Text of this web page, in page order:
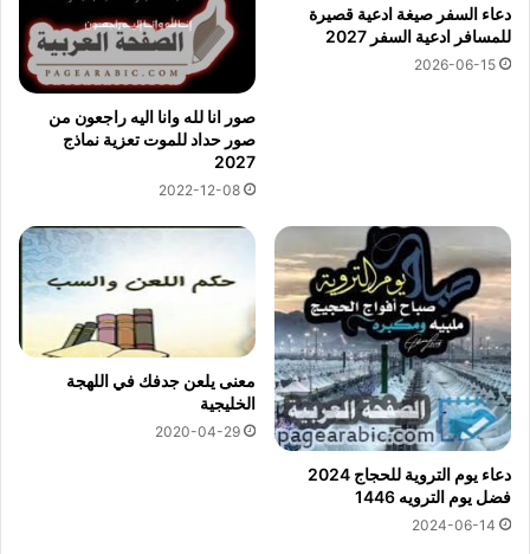
دعاء السفر صيغة ادعية قصيرة
للمسافر ادعية السفر 2027
2026-06-15
صور انا لله وانا اليه راجعون من
صور حداد للموت تعزية نماذج
2027
2022-12-08
دعاء يوم التروية للحجاج 2024
فضل يوم الترويه 1446
2024-06-14
معنى يلعن جدفك في اللهجة
الخليجية
2020-04-29